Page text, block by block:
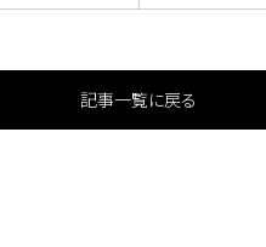
記事一覧に戻る